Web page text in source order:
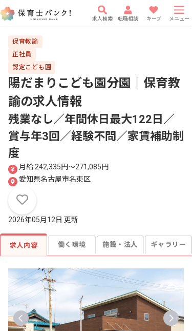
求人検索 転職相談 キープ メニュー
保育教諭
正社員
認定こども園
陽だまりこども園分園｜保育教
諭の求人情報
残業なし／年間休日最大122日／
賞与年3回／経験不問／家賃補助制
度
月給 242,335円〜271,085円
愛知県名古屋市名東区
2026年05月12日 更新
求人内容 働く環境 施設・法人 ギャラリー